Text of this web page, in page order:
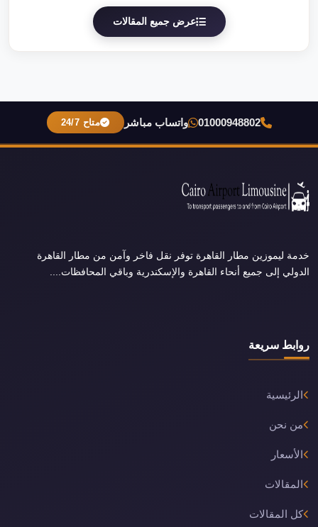
عرض جميع المقالات
01000948802 واتساب مباشر متاح 24/7
خدمة ليموزين مطار القاهرة توفر نقل فاخر وآمن من مطار القاهرة
الدولي إلى جميع أنحاء القاهرة والإسكندرية وباقي المحافظات....
روابط سريعة
الرئيسية
من نحن
الأسعار
المقالات
كل المقالات